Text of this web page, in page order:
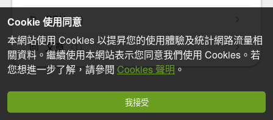
GPX (0)
文章 (1)
Cookie 使用同意
本網站使用 Cookies 以提昇您的使用體驗及統計網路流量相
關資料。繼續使用本網站表示您同意我們使用 Cookies。若
您想進一步了解，請參閱 Cookies 聲明 。
我接受